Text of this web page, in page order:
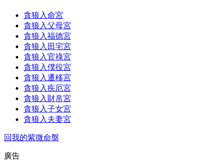
貪狼入命宮
貪狼入父母宮
貪狼入福德宮
貪狼入田宅宮
貪狼入官祿宮
貪狼入僕役宮
貪狼入遷移宮
貪狼入疾厄宮
貪狼入財帛宮
貪狼入子女宮
貪狼入夫妻宮
回我的紫微命盤
廣告